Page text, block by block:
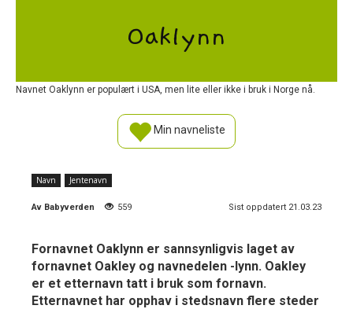
Oaklynn
Navnet Oaklynn er populært i USA, men lite eller ikke i bruk i Norge nå.
Min navneliste
Navn Jentenavn
Av Babyverden 559 Sist oppdatert 21.03.23
Fornavnet Oaklynn er sannsynligvis laget av
fornavnet Oakley og navnedelen -lynn. Oakley
er et etternavn tatt i bruk som fornavn.
Etternavnet har opphav i stedsnavn flere steder